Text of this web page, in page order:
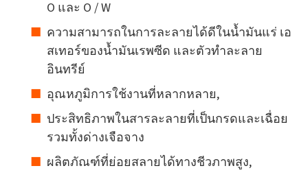
O และ O / W
ความสามารถในการละลายได้ดีในน้ำมันแร่ เอ
สเทอร์ของน้ำมันเรพซีด และตัวทำละลาย
อินทรีย์
อุณหภูมิการใช้งานที่หลากหลาย,
ประสิทธิภาพในสารละลายที่เป็นกรดและเฉื่อย
รวมทั้งด่างเจือจาง
ผลิตภัณฑ์ที่ย่อยสลายได้ทางชีวภาพสูง,